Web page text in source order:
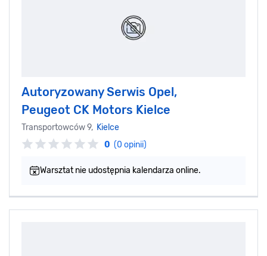
Autoryzowany Serwis Opel,
Peugeot CK Motors Kielce
Transportowców 9, Kielce
0 (0 opinii)
Warsztat nie udostępnia kalendarza online.